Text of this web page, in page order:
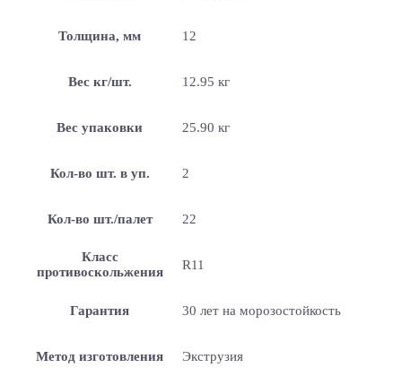
Толщина, мм 12
Вес кг/шт. 12.95 кг
Вес упаковки 25.90 кг
Кол-во шт. в уп. 2
Кол-во шт./палет 22
Класс
противоскольжения
R11
Гарантия 30 лет на морозостойкость
Метод изготовления Экструзия